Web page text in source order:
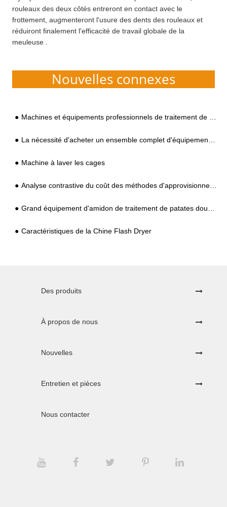
rouleaux des deux côtés entreront en contact avec le
frottement, augmenteront l'usure des dents des rouleaux et
réduiront finalement l'efficacité de travail globale de la
meuleuse .
Nouvelles connexes
Machines et équipements professionnels de traitement de l'amidon de manioc
La nécessité d'acheter un ensemble complet d'équipements de production d'amidon lors de l'investissement et de la construction d'une usine
Machine à laver les cages
Analyse contrastive du coût des méthodes d'approvisionnement en chaleur telles que l'électricité, le gaz naturel et la biomasse dans le traitement de l'amidon de tubercule
Grand équipement d'amidon de traitement de patates douces (chaîne de production)
Caractéristiques de la Chine Flash Dryer
Des produits
À propos de nous
Nouvelles
Entretien et pièces
Nous contacter